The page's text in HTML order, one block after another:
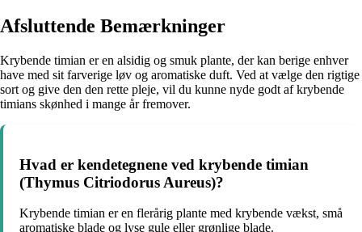
Afsluttende Bemærkninger
Krybende timian er en alsidig og smuk plante, der kan berige enhver
have med sit farverige løv og aromatiske duft. Ved at vælge den rigtige
sort og give den den rette pleje, vil du kunne nyde godt af krybende
timians skønhed i mange år fremover.
Hvad er kendetegnene ved krybende timian
(Thymus Citriodorus Aureus)?
Krybende timian er en flerårig plante med krybende vækst, små
aromatiske blade og lyse gule eller grønlige blade.